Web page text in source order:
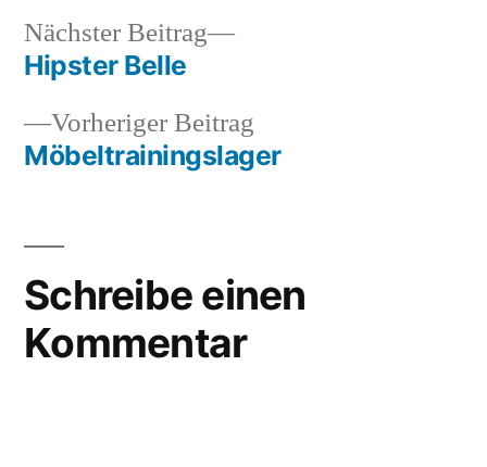
Beitragsnavigation
Vorheriger Beitrag
Beitrag:
Möbeltrainingslager
Nächster Beitrag
Nächster
Hipster Belle
Schreibe einen
Kommentar